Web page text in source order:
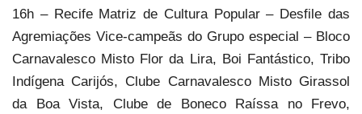
16h – Recife Matriz de Cultura Popular – Desfile das
Agremiações Vice-campeãs do Grupo especial – Bloco
Carnavalesco Misto Flor da Lira, Boi Fantástico, Tribo
Indígena Carijós, Clube Carnavalesco Misto Girassol
da Boa Vista, Clube de Boneco Raíssa no Frevo,